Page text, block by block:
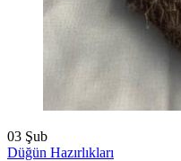
03 Şub
Düğün Hazırlıkları